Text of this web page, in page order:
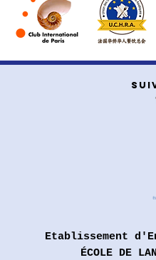
Etablissement
ÉCOLE DE